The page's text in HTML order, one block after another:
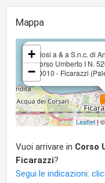
Mappa
Miosi a & a S.n.c. di
Corso Umberto I N.
90010 - Ficarazzi
+
−
Leaflet|
Vuoi arrivare in Corso
Ficarazzi?
Segui le indicazioni: